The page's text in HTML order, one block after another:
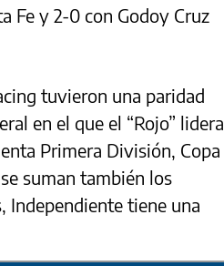
Fe y 2-0 con Godoy Cruz
tuvieron una paridad
en el que el “Rojo” lidera
Primera División, Copa
suman también los
Independiente tiene una